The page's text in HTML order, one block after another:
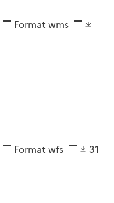
Format wms
Format wfs
31